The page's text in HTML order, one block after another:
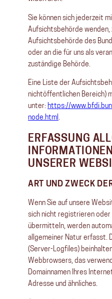
Sie können sich jederzeit
Aufsichtsbehörde wenden,
Aufsichtsbehörde des
oder an die für uns als
zuständige Behörde.
Eine Liste der
nichtöffentlichen Bereich)
unter: https://
node.html.
ERFASSUNG
UNSERER
ART UND ZWECK
Wenn Sie auf unsere
sich nicht registrieren
übermitteln, werden
allgemeiner Natur erfasst.
(Server-Logfiles)
Webbrowsers, das
Domainnamen Ihres
Adresse und ähnliches.